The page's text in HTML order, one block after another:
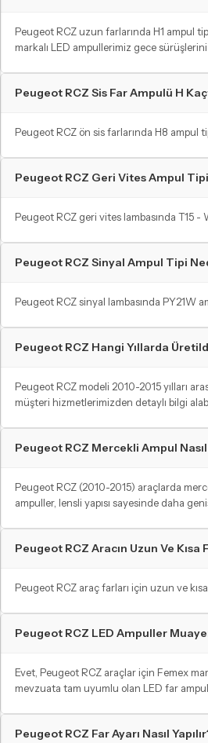
Peugeot RCZ uzun farlarında H1 ampul
markalı LED ampullerimiz gece
Peugeot RCZ Sis Far Ampulü H
Peugeot RCZ ön sis farlarında H8 ampul
Peugeot RCZ Geri Vites Ampul
Peugeot RCZ geri vites lambasında T15 -
Peugeot RCZ Sinyal Ampul Tipi
Peugeot RCZ sinyal lambasında PY21W
Peugeot RCZ Hangi Yıllarda
Peugeot RCZ modeli 2010-2015 yılları
müşteri hizmetlerimizden detaylı bilgi
Peugeot RCZ Mercekli Ampul Nasıl
Peugeot RCZ (2010-2015) araçlarda
ampuller, lensli yapısı sayesinde daha
Peugeot RCZ Aracın Uzun Ve
Peugeot RCZ araç farları için uzun ve
Peugeot RCZ LED Ampuller
Evet, Peugeot RCZ araçlar için Femex
mevzuata tam uyumlu olan LED far
Peugeot RCZ Far Ayarı Nasıl